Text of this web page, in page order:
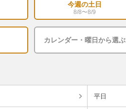
今週の土日
8/8〜8/9
カレンダー・曜日から選ぶ
平日